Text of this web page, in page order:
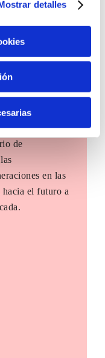
detalles
de
en las
hacia el futuro a